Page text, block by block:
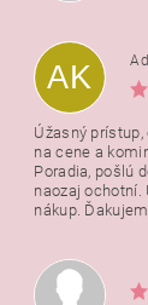
AK
Úžasný
na cene a
Poradia, pošlú
naozaj
nákup. Ďakujem